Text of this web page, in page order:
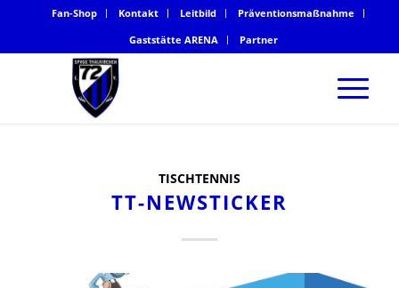
Fan-Shop Kontakt Leitbild
Präventionsmaßnahme
Gaststätte ARENA
Partner
TISCHTENNIS
TT-NEWSTICKER